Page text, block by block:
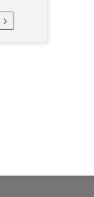
Nächste Seite